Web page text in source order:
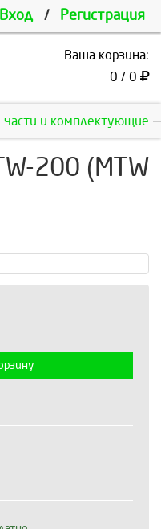
Вход / Регистрация
Ваша корзина:
0 / 0
части и комплектующие
200 (MTW